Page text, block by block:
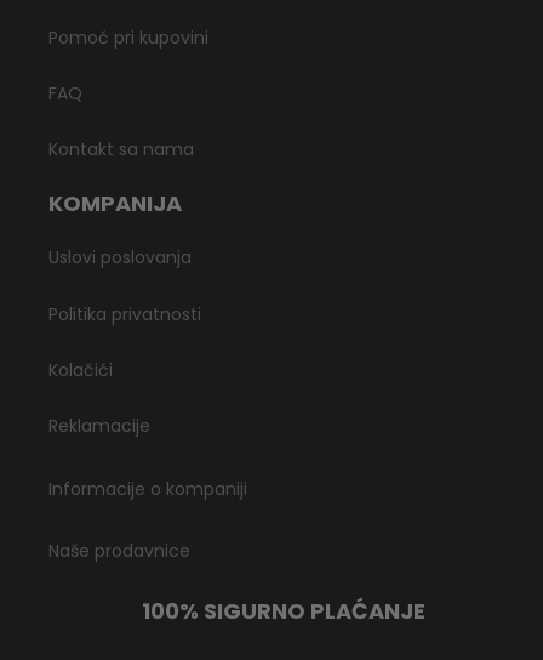
Pomoć pri kupovini
FAQ
Kontakt sa nama
KOMPANIJA
Uslovi poslovanja
Politika privatnosti
Kolačići
Reklamacije
Informacije o kompaniji
Naše prodavnice
100% SIGURNO PLAĆANJE